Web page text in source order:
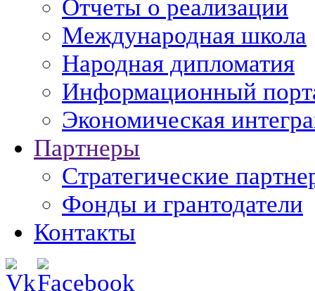
Отчеты о реализации
Международная школа
Народная дипломатия
Информационный
Экономическая
Партнеры
Стратегические
Фонды и грантодатели
Контакты